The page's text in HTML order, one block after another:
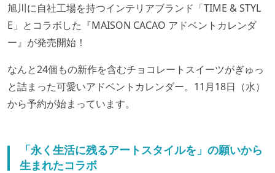
旭川に自社工場を持つインテリアブランド「TIME & STYL
E」とコラボした『MAISON CACAO アドベントカレンダ
ー』が発売開始！
なんと24個もの新作を含むチョコレートスイーツがぎゅっ
と詰まった可愛いアドベントカレンダー。11月18日（水）
から予約が始まっています。
「永く生活に残るアートスタイルを」の願いから
生まれたコラボ